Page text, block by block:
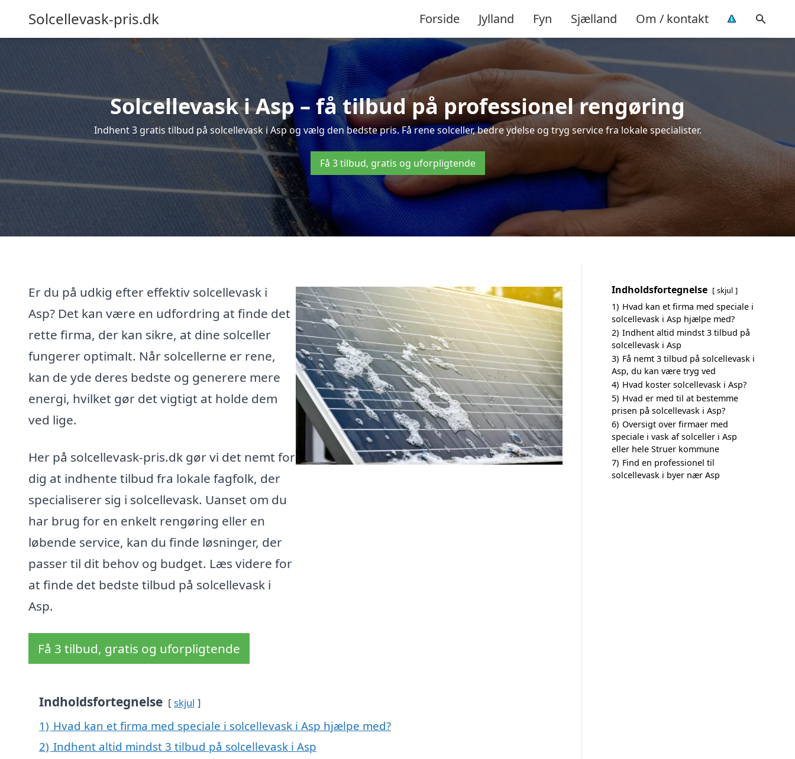
Solcellevask-pris.dk Forside Jylland Fyn Sjælland Om / kontakt
Solcellevask i Asp – få tilbud på professionel rengøring
Indhent 3 gratis tilbud på solcellevask i Asp og vælg den bedste pris. Få rene solceller, bedre ydelse og tryg service fra lokale specialister.
Få 3 tilbud, gratis og uforpligtende
Er du på udkig efter effektiv solcellevask i
Asp? Det kan være en udfordring at finde det
rette firma, der kan sikre, at dine solceller
fungerer optimalt. Når solcellerne er rene,
kan de yde deres bedste og generere mere
energi, hvilket gør det vigtigt at holde dem
ved lige.
Her på solcellevask-pris.dk gør vi det nemt for
dig at indhente tilbud fra lokale fagfolk, der
specialiserer sig i solcellevask. Uanset om du
har brug for en enkelt rengøring eller en
løbende service, kan du finde løsninger, der
passer til dit behov og budget. Læs videre for
at finde det bedste tilbud på solcellevask i
Asp.
Få 3 tilbud, gratis og uforpligtende
Indholdsfortegnelse skjul
1) Hvad kan et firma med speciale i solcellevask i Asp hjælpe med?
2) Indhent altid mindst 3 tilbud på solcellevask i Asp
Indholdsfortegnelse skjul
1) Hvad kan et firma med speciale i
solcellevask i Asp hjælpe med?
2) Indhent altid mindst 3 tilbud på
solcellevask i Asp
3) Få nemt 3 tilbud på solcellevask i
Asp, du kan være tryg ved
4) Hvad koster solcellevask i Asp?
5) Hvad er med til at bestemme
prisen på solcellevask i Asp?
6) Oversigt over firmaer med
speciale i vask af solceller i Asp
eller hele Struer kommune
7) Find en professionel til
solcellevask i byer nær Asp